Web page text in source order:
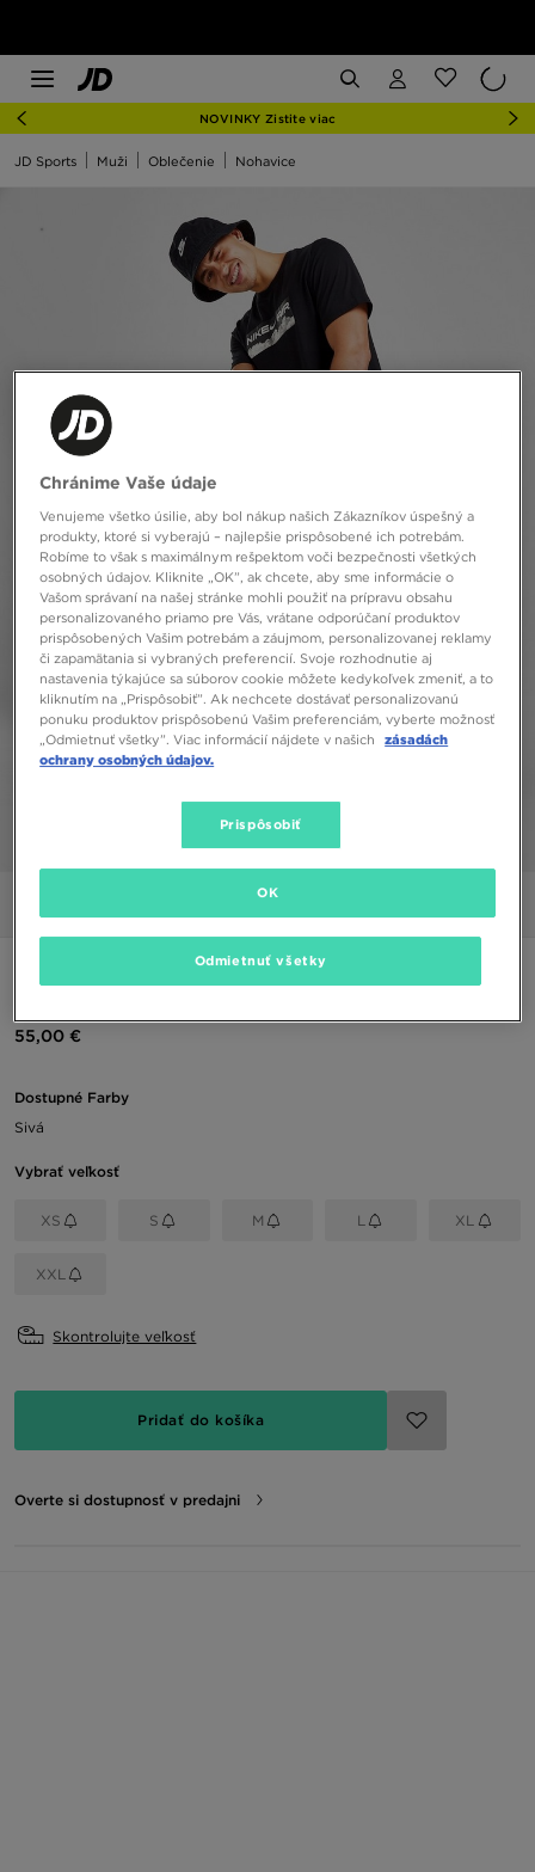
NOVINKY Zistite viac
JD Sports Muži Oblečenie Nohavice
NIKE NOHAVICE M NSW AIR MAX CVS JOGGER BB
55,00 €
Dostupné Farby
Sivá
Vybrať veľkosť
XS S M L XL
XXL
Skontrolujte veľkosť
Pridať do košíka
Overte si dostupnosť v predajni
Chránime Vaše údaje
Venujeme všetko úsilie, aby bol nákup našich Zákazníkov úspešný a
produkty, ktoré si vyberajú – najlepšie prispôsobené ich potrebám.
Robíme to však s maximálnym rešpektom voči bezpečnosti všetkých
osobných údajov. Kliknite „OK”, ak chcete, aby sme informácie o
Vašom správaní na našej stránke mohli použiť na prípravu obsahu
personalizovaného priamo pre Vás, vrátane odporúčaní produktov
prispôsobených Vašim potrebám a záujmom, personalizovanej reklamy
či zapamätania si vybraných preferencií. Svoje rozhodnutie aj
nastavenia týkajúce sa súborov cookie môžete kedykoľvek zmeniť, a to
kliknutím na „Prispôsobiť”. Ak nechcete dostávať personalizovanú
ponuku produktov prispôsobenú Vašim preferenciám, vyberte možnosť
„Odmietnuť všetky”. Viac informácií nájdete v našich
zásadách
ochrany osobných údajov.
Prispôsobiť
Odmietnuť všetky
OK